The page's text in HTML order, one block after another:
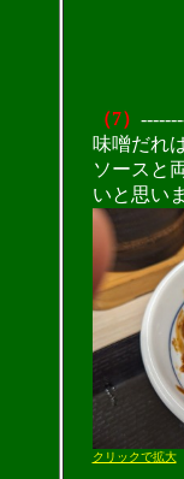
（7）
味噌だれ
ソースと
いと思い
クリックで拡大